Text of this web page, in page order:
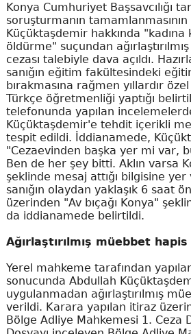
Konya Cumhuriyet Başsavcılığı
soruşturmanın
Küçüktaşdemir hakkında "kadına
öldürme" suçundan
cezası talebiyle dava açıldı.
sanığın eğitim fakültesindeki
bırakmasına rağmen yıllardır
Türkçe öğretmenliği yaptığı
telefonunda yapılan
Küçüktaşdemir'e tehdit içerikli
tespit edildi. İddianamede,
"Cezaevinden başka yer mi var,
Ben de her şey bitti. Aklın varsa
şeklinde mesaj attığı bilgisine yer
sanığın olaydan yaklaşık 6 saat
üzerinden "Av bıçağı Konya"
da iddianamede belirtildi.
Ağırlaştırılmış müebbet hapis
Yerel mahkeme tarafından
sonucunda Abdullah
uygulanmadan ağırlaştırılmış
verildi. Karara yapılan itiraz
Bölge Adliye Mahkemesi 1. Ceza